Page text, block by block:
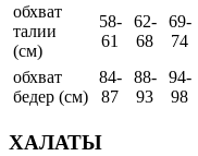
обхват
талии
(см)
58-
61
62-
68
69-
74
обхват
бедер (см)
84-
87
88-
93
94-
98
ХАЛАТЫ